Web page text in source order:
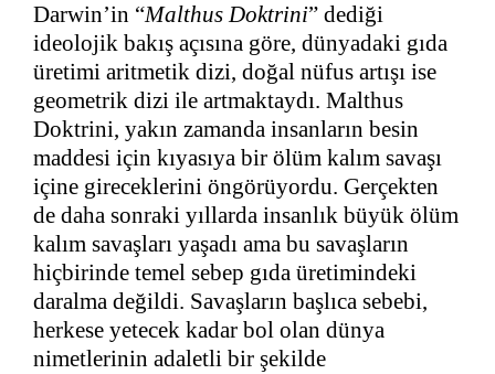
Darwin’in “Malthus Doktrini” dediği
ideolojik bakış açısına göre, dünyadaki gıda
üretimi aritmetik dizi, doğal nüfus artışı ise
geometrik dizi ile artmaktaydı. Malthus
Doktrini, yakın zamanda insanların besin
maddesi için kıyasıya bir ölüm kalım savaşı
içine gireceklerini öngörüyordu. Gerçekten
de daha sonraki yıllarda insanlık büyük ölüm
kalım savaşları yaşadı ama bu savaşların
hiçbirinde temel sebep gıda üretimindeki
daralma değildi. Savaşların başlıca sebebi,
herkese yetecek kadar bol olan dünya
nimetlerinin adaletli bir şekilde